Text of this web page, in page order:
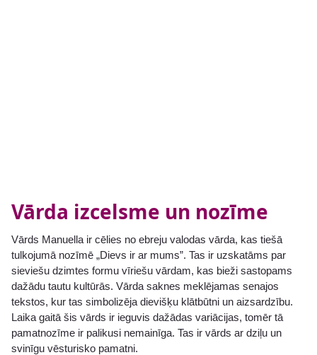
Vārda izcelsme un nozīme
Vārds Manuella ir cēlies no ebreju valodas vārda, kas tiešā
tulkojumā nozīmē „Dievs ir ar mums”. Tas ir uzskatāms par
sieviešu dzimtes formu vīriešu vārdam, kas bieži sastopams
dažādu tautu kultūrās. Vārda saknes meklējamas senajos
tekstos, kur tas simbolizēja dievišķu klātbūtni un aizsardzību.
Laika gaitā šis vārds ir ieguvis dažādas variācijas, tomēr tā
pamatnozīme ir palikusi nemainīga. Tas ir vārds ar dziļu un
svinīgu vēsturisko pamatni.